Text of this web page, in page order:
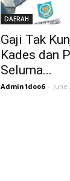
DAERAH
Gaji Tak
Kades dan
Seluma...
Admin1doo6 - June